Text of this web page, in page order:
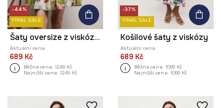
-44%
FINAL SALE
Šaty oversize z viskózy z kolekce Ilona Tambor x Medicine
Aktuální cena:
689 Kč
Běžná cena: 1249 Kč
Nejnižší cena: 1249 Kč
-37%
FINAL SALE
Košilové šaty z viskózy
Aktuální cena:
689 Kč
Běžná cena: 1099 Kč
Nejnižší cena: 1099 Kč